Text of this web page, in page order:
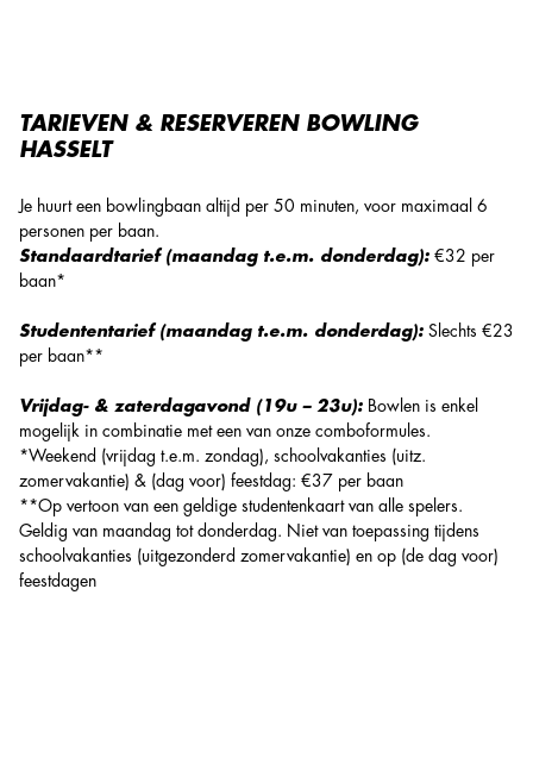
TARIEVEN & RESERVEREN BOWLING
HASSELT
Je huurt een bowlingbaan altijd per 50 minuten, voor maximaal 6
personen per baan.
Standaardtarief (maandag t.e.m. donderdag): €32 per
baan*
Studententarief (maandag t.e.m. donderdag): Slechts €23
per baan**
Vrijdag- & zaterdagavond (19u – 23u): Bowlen is enkel
mogelijk in combinatie met een van onze comboformules
*Weekend (vrijdag t.e.m. zondag), schoolvakanties (uitz.
zomervakantie) & (dag voor) feestdag: €37 per baan
**Op vertoon van een geldige studentenkaart van alle spelers.
Geldig van maandag tot donderdag. Niet van toepassing tijdens
schoolvakanties (uitgezonderd zomervakantie) en op (de dag voor)
feestdagen